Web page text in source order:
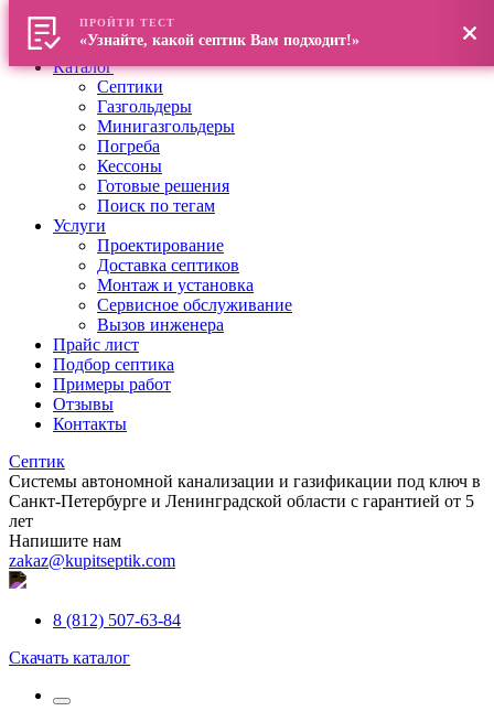
Главная
О компании
Каталог
Септики
Газгольдеры
Минигазгольдеры
Погреба
Кессоны
Готовые решения
Поиск по тегам
Услуги
Проектирование
Доставка септиков
Монтаж и установка
Сервисное обслуживание
Вызов инженера
Прайс лист
Подбор септика
Примеры работ
Отзывы
Контакты
Септик
Системы автономной канализации и газификации под ключ в
Санкт-Петербурге и Ленинградской области с гарантией от 5
лет
Напишите нам
zakaz@kupitseptik.com
8 (812) 507-63-84
Скачать каталог
ПРОЙТИ ТЕСТ
«Узнайте, какой септик Вам подходит!»